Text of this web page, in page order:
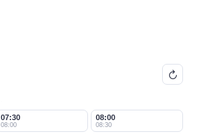
07:30
08:00
08:00
08:30